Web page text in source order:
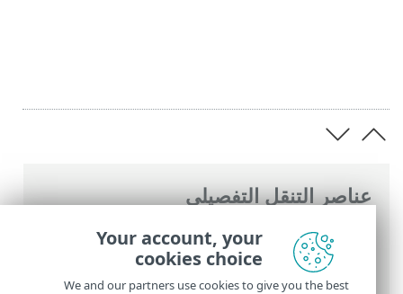
عناصر التنقل التفصيلي
تعليمات ESET عبر الإنترنت >
ESET Smart TV
Security
>
العمل مع ESET Smart TV
Security > خدمة العملاء
Your account, your
cookies choice
We and our partners use cookies to give you the best